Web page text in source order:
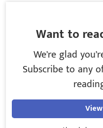
Want to
We’re glad
Subscribe to any